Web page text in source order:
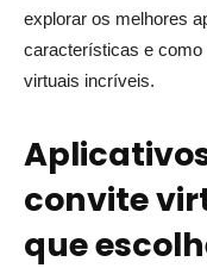
explorar os melhores
características e como
virtuais incríveis.
convite
que